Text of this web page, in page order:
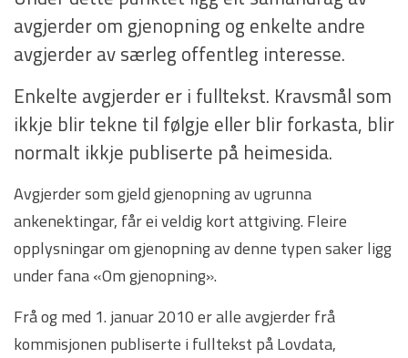
avgjerder om gjenopning og enkelte andre
avgjerder av særleg offentleg interesse.
Enkelte avgjerder er i fulltekst. Kravsmål som
ikkje blir tekne til følgje eller blir forkasta, blir
normalt ikkje publiserte på heimesida.
Avgjerder som gjeld gjenopning av ugrunna
ankenektingar, får ei veldig kort attgiving. Fleire
opplysningar om gjenopning av denne typen saker ligg
under fana «Om gjenopning».
Frå og med 1. januar 2010 er alle avgjerder frå
kommisjonen publiserte i fulltekst på Lovdata,